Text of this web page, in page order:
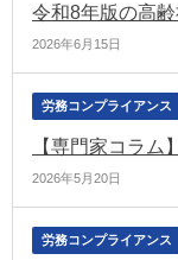
2026年6月15日
労務コンプライアンス
2026年5月20日
労務コンプライアンス